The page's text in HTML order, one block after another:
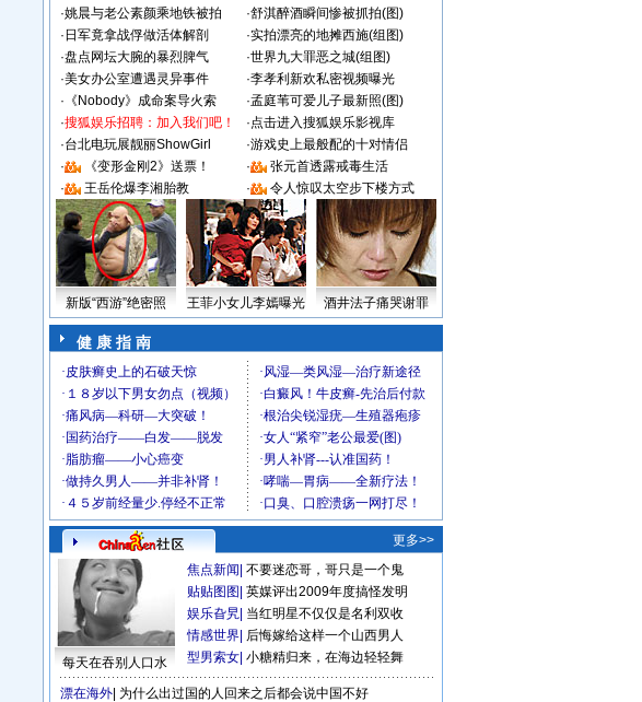
·姚晨与老公素颜乘地铁被拍 ·舒淇醉酒瞬间惨被抓拍(图)
· 日军竟拿战俘做活体解剖 ·实拍漂亮的地摊西施(组图)
·盘点网坛大腕的暴烈脾气 ·世界九大罪恶之城(组图)
·美女办公室遭遇灵异事件 ·李孝利新欢私密视频曝光
· 《Nobody》成命案导火索 ·孟庭苇可爱儿子最新照(图)
·搜狐娱乐招聘：加入我们吧！ ·点击进入搜狐娱乐影视库
·台北电玩展靓丽ShowGirl ·游戏史上最般配的十对情侣
·
《变形金刚2》送票！ ·
张元首透露戒毒生活
·
王岳伦爆李湘胎教 · 令人惊叹太空步下楼方式
新版“西游”绝密照 王菲小女儿李嫣曝光 酒井法子痛哭谢罪
健 康 指 南
更多>>
每天在吞别人口水
焦点新闻 不要迷恋哥，哥只是一个鬼
贴贴图图 英媒评出2009年度搞怪发明
娱乐旮旯 当红明星不仅仅是名利双收
情感世界 后悔嫁给这样一个山西男人
型男索女 小糖精归来，在海边轻轻舞
漂在海外 为什么出过国的人回来之后都会说中国不好